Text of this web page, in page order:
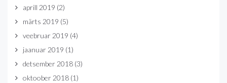
aprill 2019 (2)
märts 2019 (5)
veebruar 2019 (4)
jaanuar 2019 (1)
detsember 2018 (3)
oktoober 2018 (1)